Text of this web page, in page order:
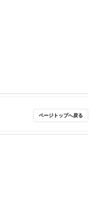
ページトップへ戻る